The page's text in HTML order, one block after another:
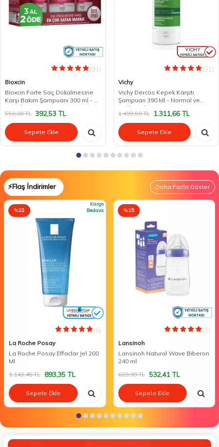
(91)
Bioxcin
Bioxcin Forte Saç Dökülmesine
Karşı Bakım Şampuanı 300 ml - 3
550,00TL 392,53 TL
Sepete Ekle
(31)
Vichy
Vichy Dercos Kepek Karşıtı
Şampuan 390 Ml - Normal ve
Yağlı Saçlar
1.499,90TL 1.311,66TL
Sepete Ekle
⚡Flaş İndirimler Daha Fazla Göster
%22
Kargo
Bedava
(6)
La Roche Posay
La Roche Posay Effaclar Jel 200
Ml
1.143,45TL 893,35 TL
Sepete Ekle
%15
(1)
Lansinoh
Lansinoh Natural Wave Biberon
240 ml
629,99TL 532,41TL
Sepete Ekle